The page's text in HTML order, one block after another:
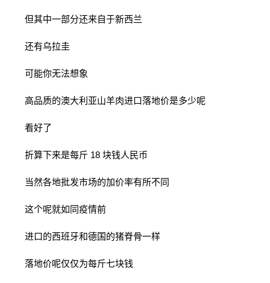
但其中一部分还来自于新西兰
还有乌拉圭
可能你无法想象
高品质的澳大利亚山羊肉进口落地价是多少呢
看好了
折算下来是每斤 18 块钱人民币
当然各地批发市场的加价率有所不同
这个呢就如同疫情前
进口的西班牙和德国的猪脊骨一样
落地价呢仅仅为每斤七块钱